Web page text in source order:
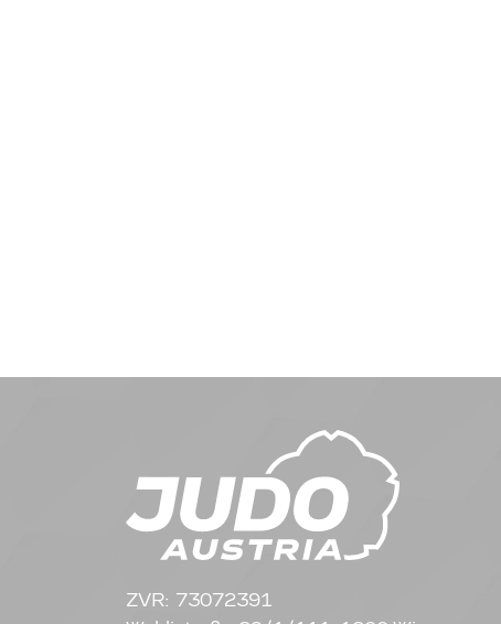
ZVR: 73072391